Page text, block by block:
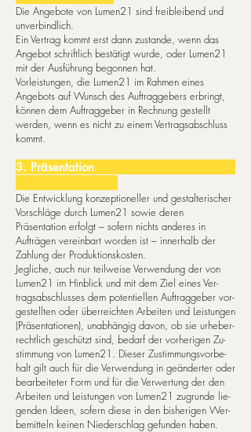
Die Angebote von Lumen21 sind freibleibend und
unverbindlich.
Ein Vertrag kommt erst dann zustande, wenn das
Angebot schriftlich bestätigt wurde, oder Lumen21
mit der Ausführung begonnen hat.
Vorleistungen, die Lumen21 im Rahmen eines
Angebots auf Wunsch des Auftraggebers erbringt,
können dem Auftraggeber in Rechnung gestellt
werden, wenn es nicht zu einem Vertragsabschluss
kommt.
3. Prä­sen­ta­ti­on
Die Entwicklung konzeptioneller und gestalterischer
Vorschläge durch Lumen21 so­wie deren
Präsentation erfolgt – sofern nichts anderes in
Aufträgen vereinbart worden ist – innerhalb der
Zahlung der Produktionskosten.
Jeg­liche, auch nur teil­wei­se Ver­wen­dung der von
Lumen21 im Hin­blick und mit dem Zie­l ei­nes Ver­
trags­ab­schlus­ses dem po­ten­ti­el­len Auf­trag­ge­ber vor­
ges­tell­ten oder über­reich­ten Ar­bei­ten und Leis­tun­gen
(Prä­sen­ta­tio­nen), un­ab­hän­gig da­von, ob sie ur­he­ber­
recht­lich ge­schützt sind, be­darf der vor­he­ri­gen Zu­
stim­mung von Lumen21. Die­ser Zustimmungs­vor­be­
halt gilt auch für die Ver­wen­dung in ge­än­der­ter oder
be­ar­bei­te­ter Form und für die Ver­wer­tung der den
Arb­ei­ten und Leis­tun­gen von Lumen21 zu­grun­de lie­
gen­den Ideen, so­fern die­se in den bis­he­ri­gen Wer­
be­mit­teln kei­nen Nie­der­schlag ge­fu­nden ha­ben.